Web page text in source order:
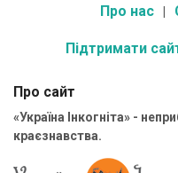
Про нас
Підтримати
Про сайт
«Україна Інкогніта» -
краєзнавства.